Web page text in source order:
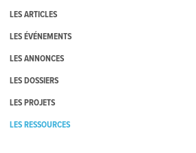
LES ARTICLES
LES ÉVÉNEMENTS
LES ANNONCES
LES DOSSIERS
LES PROJETS
LES RESSOURCES